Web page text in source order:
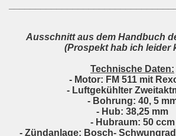
Ausschnitt aus dem Handbuch
(Prospekt hab ich leider
Technische Daten:
- Motor: FM 511 mit
- Luftgekühlter
- Bohrung: 40, 5
- Hub: 38,25 mm
- Hubraum: 50 ccm
- Zündanlage: Bosch-